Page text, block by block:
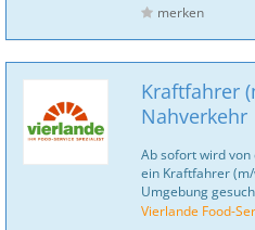
merken
Kraftfahrer
Nahverkehr
Ab sofort wird von
ein Kraftfahrer
Umgebung
Vierlande Food-